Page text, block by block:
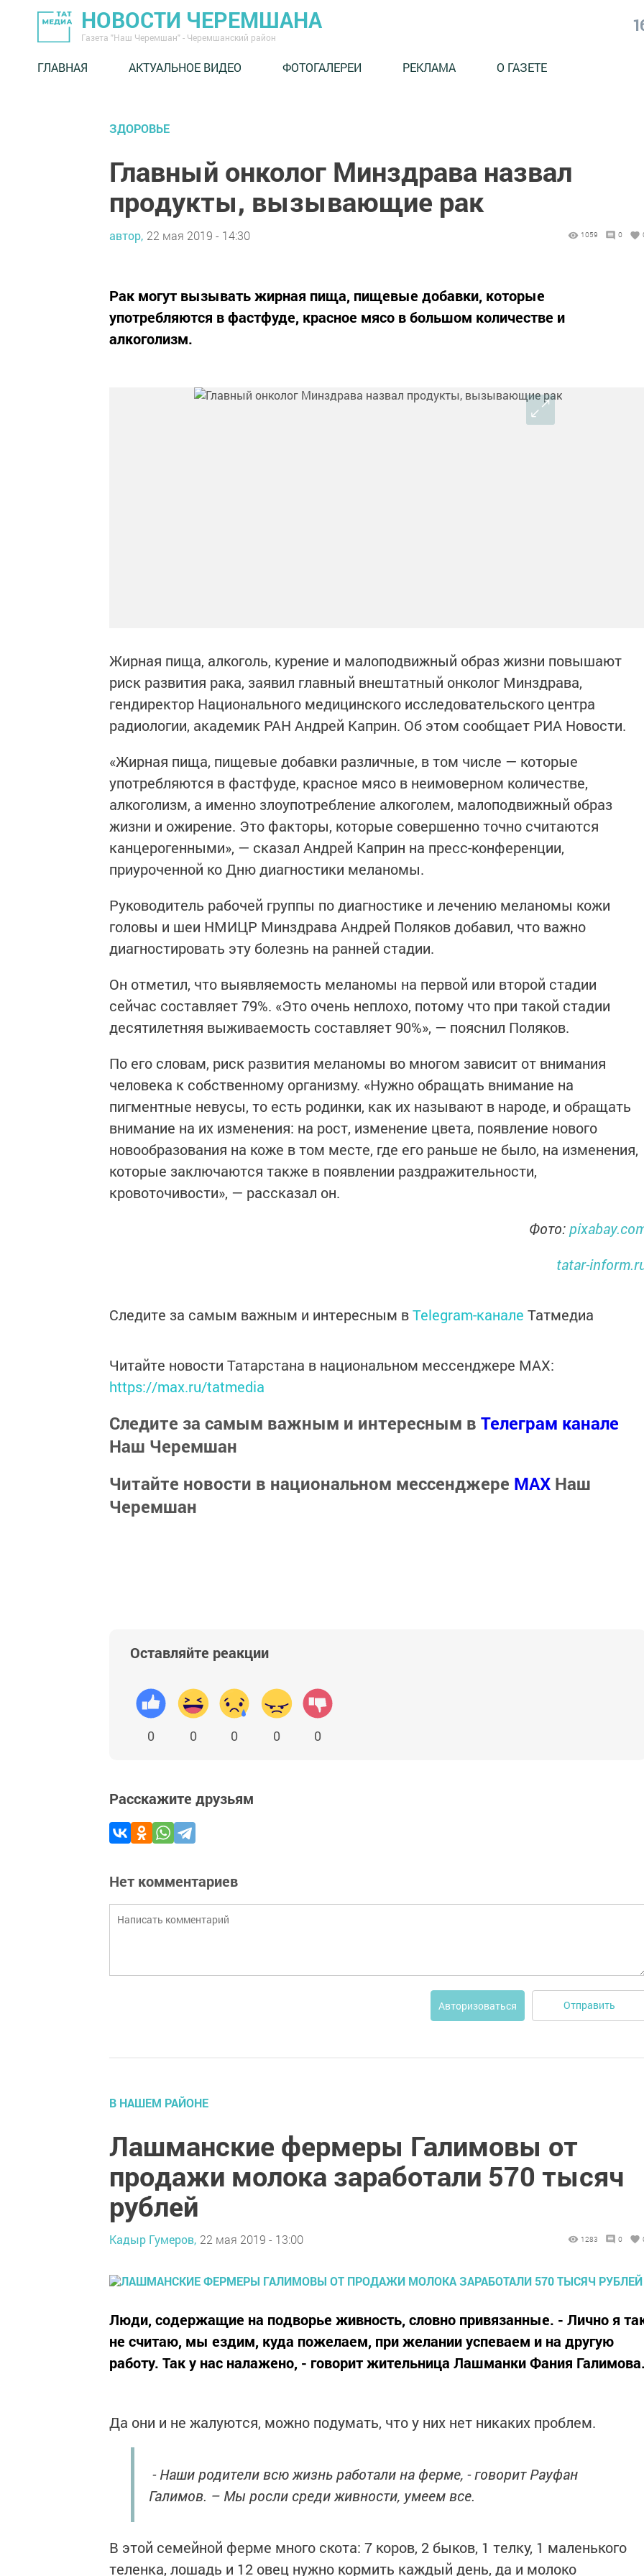
НОВОСТИ ЧЕРЕМШАНА
Газета "Наш Черемшан" - Черемшанский район
ГЛАВНАЯ АКТУАЛЬНОЕ ВИДЕО ФОТОГАЛЕРЕИ РЕКЛАМА О ГАЗЕТЕ
ЗДОРОВЬЕ
Главный онколог Минздрава назвал
продукты, вызывающие рак
автор, 22 мая 2019 - 14:30 1059 0
Рак могут вызывать жирная пища, пищевые добавки, которые
употребляются в фастфуде, красное мясо в большом количестве и
алкоголизм.
Жирная пища, алкоголь, курение и малоподвижный образ жизни повышают
риск развития рака, заявил главный внештатный онколог Минздрава,
гендиректор Национального медицинского исследовательского центра
радиологии, академик РАН Андрей Каприн. Об этом сообщает РИА Новости.
«Жирная пища, пищевые добавки различные, в том числе — которые
употребляются в фастфуде, красное мясо в неимоверном количестве,
алкоголизм, а именно злоупотребление алкоголем, малоподвижный образ
жизни и ожирение. Это факторы, которые совершенно точно считаются
канцерогенными», — сказал Андрей Каприн на пресс-конференции,
приуроченной ко Дню диагностики меланомы.
Руководитель рабочей группы по диагностике и лечению меланомы кожи
головы и шеи НМИЦР Минздрава Андрей Поляков добавил, что важно
диагностировать эту болезнь на ранней стадии.
Он отметил, что выявляемость меланомы на первой или второй стадии
сейчас составляет 79%. «Это очень неплохо, потому что при такой стадии
десятилетняя выживаемость составляет 90%», — пояснил Поляков.
По его словам, риск развития меланомы во многом зависит от внимания
человека к собственному организму. «Нужно обращать внимание на
пигментные невусы, то есть родинки, как их называют в народе, и обращать
внимание на их изменения: на рост, изменение цвета, появление нового
новообразования на коже в том месте, где его раньше не было, на изменения,
которые заключаются также в появлении раздражительности,
кровоточивости», — рассказал он.
Фото:
tatar-
Следите за самым важным и интересным вTelegram-канале Татмедиа
Читайте новости Татарстана в национальном мессенджере MАХ:
https://max.ru/tatmedia
Следите за самым важным и интересным в Телеграм канале
Наш Черемшан
Читайте новости в национальном мессенджере MАХ Наш
Черемшан
Оставляйте реакции
0 0 0 0 0
Расскажите друзьям
Нет комментариев
Авторизоваться Отправить
В НАШЕМ РАЙОНЕ
Лашманские фермеры Галимовы от
продажи молока заработали 570 тысяч
рублей
Кадыр Гумеров, 22 мая 2019 - 13:00 1283 0
Люди, содержащие на подворье живность, словно привязанные. - Лично я
не считаю, мы ездим, куда пожелаем, при желании успеваем и на другую
работу. Так у нас налажено, - говорит жительница Лашманки Фания
Да они и не жалуются, можно подумать, что у них нет никаких проблем.
- Наши родители всю жизнь работали на ферме, - говорит Рауфан
Галимов. – Мы росли среди живности, умеем все.
В этой семейной ферме много скота: 7 коров, 2 быков, 1 телку, 1 маленького
теленка, лошадь и 12 овец нужно кормить каждый день, да и молоко